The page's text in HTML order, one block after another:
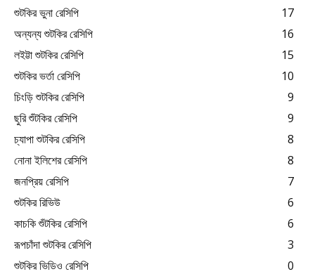
শুটকির ভুনা রেসিপি
17
অন্যন্য শুটকির রেসিপি
16
লইট্টা শুটকির রেসিপি
15
শুটকির ভর্তা রেসিপি
10
চিংড়ি শুটকির রেসিপি
9
ছুরি শুঁটকির রেসিপি
9
চ্যাপা শুটকির রেসিপি
8
নোনা ইলিশের রেসিপি
8
জনপ্রিয় রেসিপি
7
শুটকির রিভিউ
6
কাচকি শুঁটকির রেসিপি
6
রূপচাঁদা শুটকির রেসিপি
3
শুটকির ভিডিও রেসিপি
0